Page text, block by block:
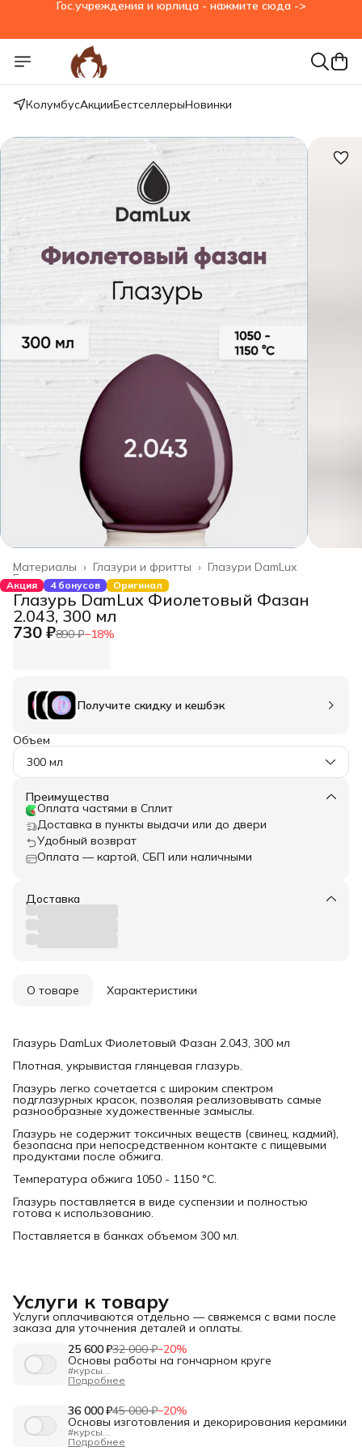
КолумбусАкцииБестселлерыНовинки
Глазури DamLux
Глазури и фритты ›
Материалы ›
Главная ›
Акция 4 бонусов Оригинал
Глазурь DamLux Фиолетовый Фазан
2.043, 300 мл
730 ₽890 ₽−18%
Получите скидку и кешбэк
Объем
300 мл
Преимущества
Оплата частями в Сплит
Доставка в пункты выдачи или до двери
Удобный возврат
Оплата — картой, СБП или наличными
Доставка
О товаре Характеристики
Глазурь DamLux Фиолетовый Фазан 2.043, 300 мл
Плотная, укрывистая глянцевая глазурь.
Глазурь легко сочетается с широким спектром
подглазурных красок, позволяя реализовывать самые
разнообразные художественные замыслы.
Глазурь не содержит токсичных веществ (свинец, кадмий),
безопасна при непосредственном контакте с пищевыми
продуктами после обжига.
Температура обжига 1050 - 1150 °С.
Глазурь поставляется в виде суспензии и полностью
готова к использованию.
Поставляется в банках объемом 300 мл.
Услуги к товару
Услуги оплачиваются отдельно — свяжемся с вами после
заказа для уточнения деталей и оплаты.
25 600 ₽32 000 ₽−20%
Основы работы на гончарном круге
#курсы
"Изучение основ гончарного формообразования.
Простые предметы. Тиражирование"
Формат:очно в Санкт-Петербурге, днём или вечером.
Для кого: Для начинающих, кто хочет освоить гончарное
искусство с нуля.
Программа — от основ до готового изделия:
✅Подготовка глины, инструментов и эскизов.
Подробнее
36 000 ₽45 000 ₽−20%
Основы изготовления и декорирования керамики
#курсы
"Основы изготовления и декорирования керамики"
Подробнее